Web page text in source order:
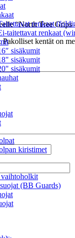
renkaat
taitettavat renkaat
sisäkumit
sisäkumit
sisäkumit
kiristimet
vaihtoholkit
(BB Guards)
“North Tree
Pakolliset kentät on